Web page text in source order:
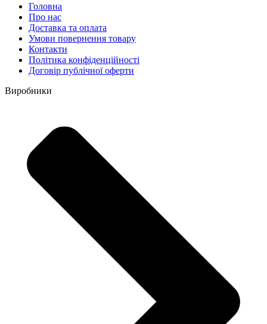
Головна
Про нас
Доставка та оплата
Умови повернення товару
Контакти
Політика конфіденційності
Договір публічної оферти
Виробники